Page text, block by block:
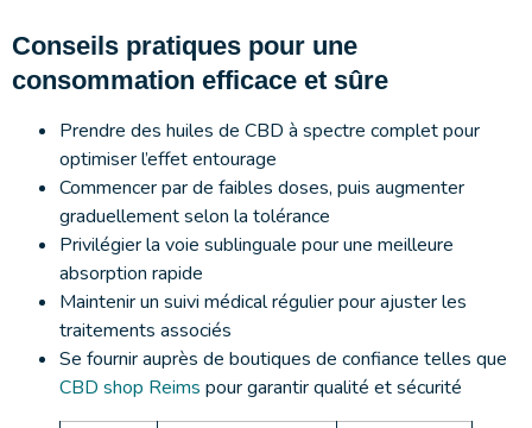
Conseils pratiques pour une
consommation efficace et sûre
Prendre des huiles de CBD à spectre complet pour
optimiser l’effet entourage
Commencer par de faibles doses, puis augmenter
graduellement selon la tolérance
Privilégier la voie sublinguale pour une meilleure
absorption rapide
Maintenir un suivi médical régulier pour ajuster les
traitements associés
Se fournir auprès de boutiques de confiance telles que
CBD shop Reims pour garantir qualité et sécurité